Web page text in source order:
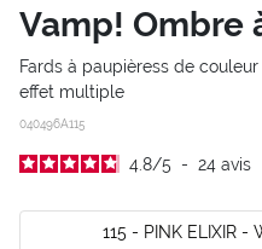
Vamp! Ombre
Fards à paupièress de
effet multiple
040496A115
4.8/5 - 24 avis
115 - PINK ELIXIR -